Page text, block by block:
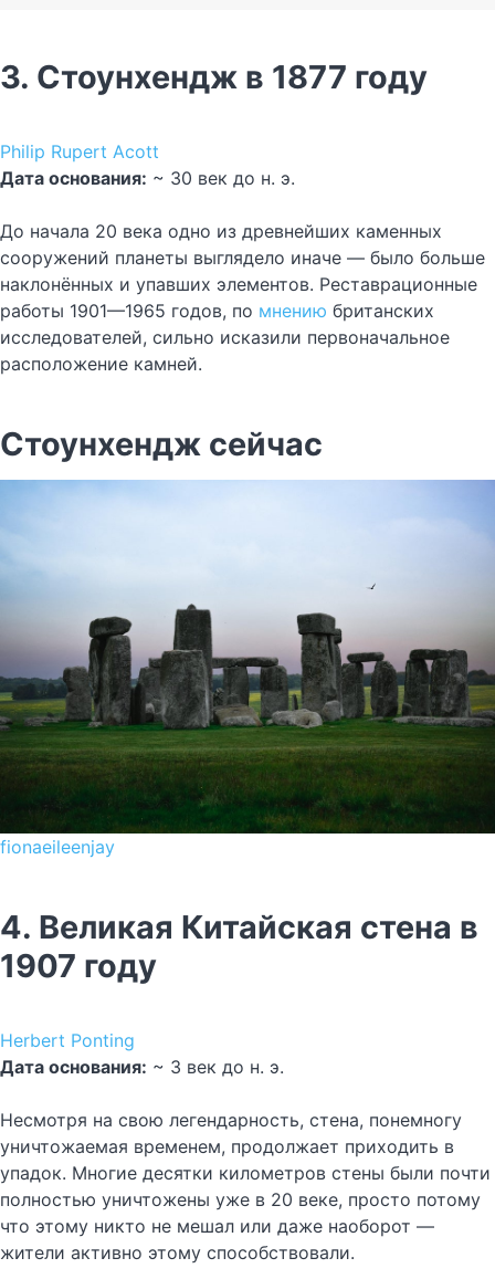
3. Стоунхендж в 1877 году
Philip Rupert Acott
Дата основания: ~ 30 век до н. э.
До начала 20 века одно из древнейших каменных
сооружений планеты выглядело иначе — было больше
наклонённых и упавших элементов. Реставрационные
работы 1901—1965 годов, по мнению британских
исследователей, сильно исказили первоначальное
расположение камней.
Стоунхендж сейчас
fionaeileenjay
4. Великая Китайская стена в
1907 году
Herbert Ponting
Дата основания: ~ 3 век до н. э.
Несмотря на свою легендарность, стена, понемногу
уничтожаемая временем, продолжает приходить в
упадок. Многие десятки километров стены были почти
полностью уничтожены уже в 20 веке, просто потому
что этому никто не мешал или даже наоборот —
жители активно этому способствовали.